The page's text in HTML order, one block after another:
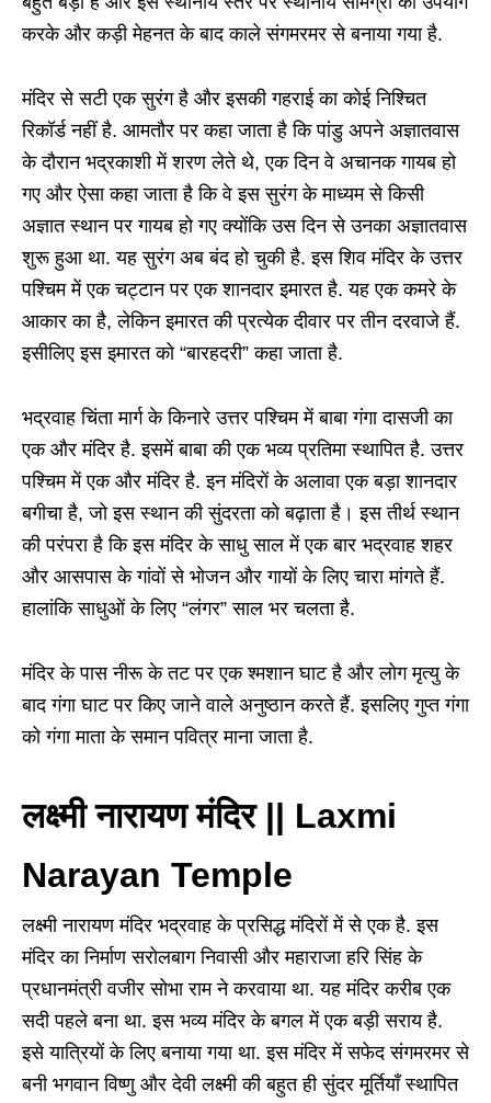
करके और कड़ी मेहनत के बाद काले संगमरमर से बनाया गया है.
मंदिर से सटी एक सुरंग है और इसकी गहराई का कोई निश्चित
रिकॉर्ड नहीं है. आमतौर पर कहा जाता है कि पांडु अपने अज्ञातवास
के दौरान भद्रकाशी में शरण लेते थे, एक दिन वे अचानक गायब हो
गए और ऐसा कहा जाता है कि वे इस सुरंग के माध्यम से किसी
अज्ञात स्थान पर गायब हो गए क्योंकि उस दिन से उनका अज्ञातवास
शुरू हुआ था. यह सुरंग अब बंद हो चुकी है. इस शिव मंदिर के उत्तर
पश्चिम में एक चट्टान पर एक शानदार इमारत है. यह एक कमरे के
आकार का है, लेकिन इमारत की प्रत्येक दीवार पर तीन दरवाजे हैं.
इसीलिए इस इमारत को “बारहदरी” कहा जाता है.
भद्रवाह चिंता मार्ग के किनारे उत्तर पश्चिम में बाबा गंगा दासजी का
एक और मंदिर है. इसमें बाबा की एक भव्य प्रतिमा स्थापित है. उत्तर
पश्चिम में एक और मंदिर है. इन मंदिरों के अलावा एक बड़ा शानदार
बगीचा है, जो इस स्थान की सुंदरता को बढ़ाता है। इस तीर्थ स्थान
की परंपरा है कि इस मंदिर के साधु साल में एक बार भद्रवाह शहर
और आसपास के गांवों से भोजन और गायों के लिए चारा मांगते हैं.
हालांकि साधुओं के लिए “लंगर” साल भर चलता है.
मंदिर के पास नीरू के तट पर एक श्मशान घाट है और लोग मृत्यु के
बाद गंगा घाट पर किए जाने वाले अनुष्ठान करते हैं. इसलिए गुप्त गंगा
को गंगा माता के समान पवित्र माना जाता है.
लक्ष्मी नारायण मंदिर || Laxmi
Narayan Temple
लक्ष्मी नारायण मंदिर भद्रवाह के प्रसिद्ध मंदिरों में से एक है. इस
मंदिर का निर्माण सरोलबाग निवासी और महाराजा हरि सिंह के
प्रधानमंत्री वजीर सोभा राम ने करवाया था. यह मंदिर करीब एक
सदी पहले बना था. इस भव्य मंदिर के बगल में एक बड़ी सराय है.
इसे यात्रियों के लिए बनाया गया था. इस मंदिर में सफेद संगमरमर से
बनी भगवान विष्णु और देवी लक्ष्मी की बहुत ही सुंदर मूर्तियाँ स्थापित